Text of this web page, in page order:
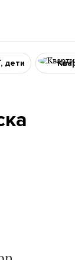
дети